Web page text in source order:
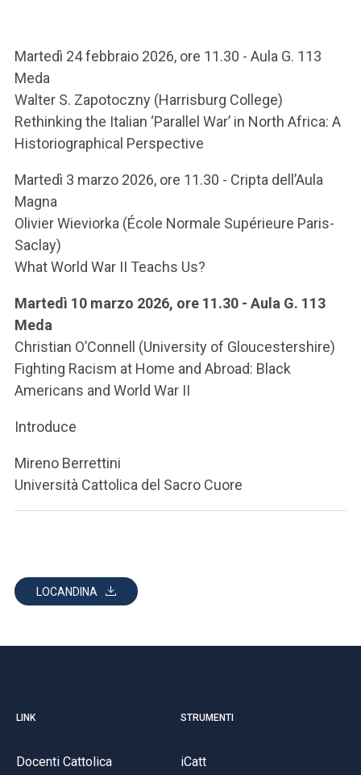
ACCEDI A CLOUDMAIL
Martedì 24 febbraio 2026, ore 11.30 - Aula G. 113
Meda
Walter S. Zapotoczny (Harrisburg College)
Rethinking the Italian ‘Parallel War’ in North Africa: A
Historiographical Perspective
Martedì 3 marzo 2026, ore 11.30 - Cripta dell’Aula
Magna
Olivier Wieviorka (École Normale Supérieure Paris-
Saclay)
What World War II Teachs Us?
Martedì 10 marzo 2026, ore 11.30 - Aula G. 113
Meda
Christian O’Connell (University of Gloucestershire)
Fighting Racism at Home and Abroad: Black
Americans and World War II
Introduce
Mireno Berrettini
Università Cattolica del Sacro Cuore
LOCANDINA
LINK
Docenti Cattolica
STRUMENTI
iCatt